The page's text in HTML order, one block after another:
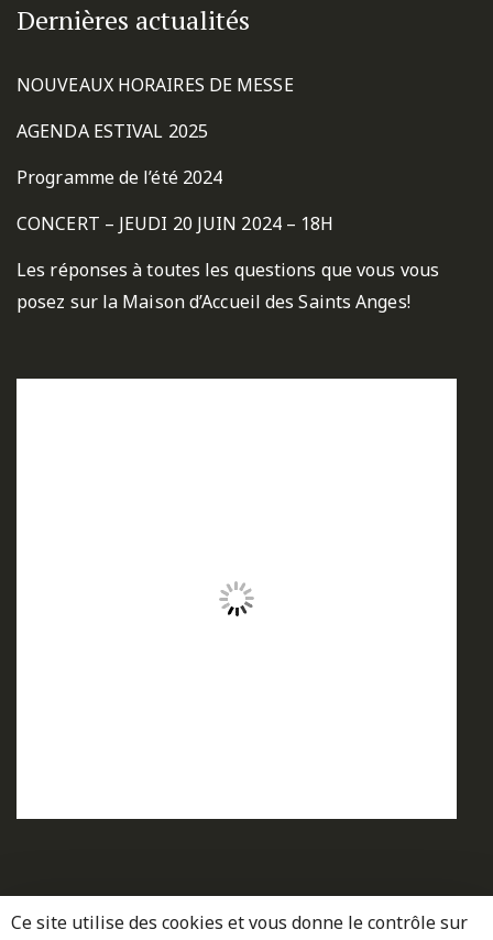
Dernières actualités
NOUVEAUX HORAIRES DE MESSE
AGENDA ESTIVAL 2025
Programme de l’été 2024
CONCERT – JEUDI 20 JUIN 2024 – 18H
Les réponses à toutes les questions que vous vous
posez sur la Maison d’Accueil des Saints Anges!
Ce site utilise des cookies et vous donne le contrôle sur